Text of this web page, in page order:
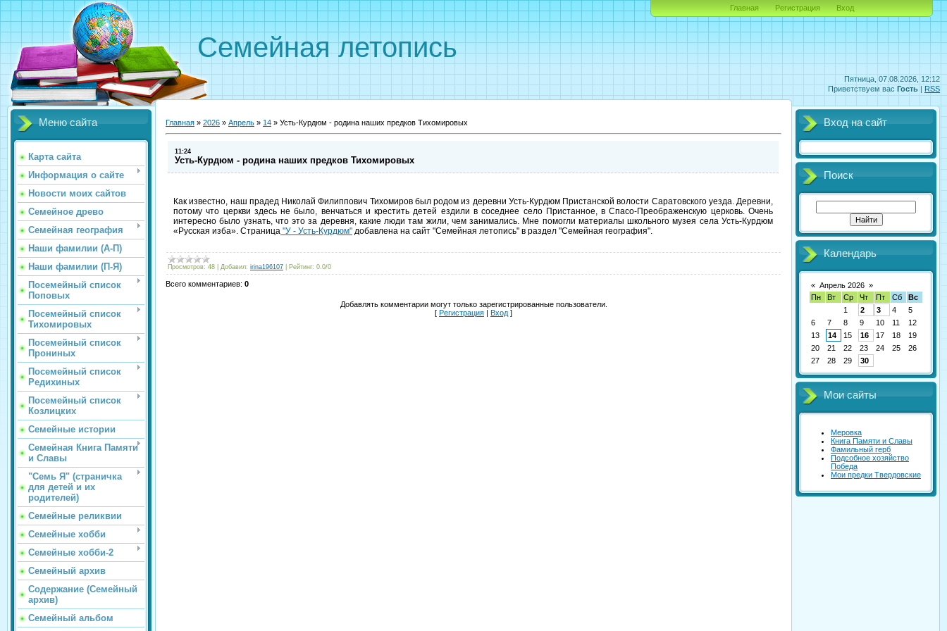
Пятница, 07.08.2026, 12:12
Приветствуем вас Гость | RSS
Семейная летопись
Главная Регистрация Вход
Меню сайта
Карта сайта
Информация о сайте
Новости моих сайтов
Семейное древо
Семейная география
Наши фамилии (А-П)
Наши фамилии (П-Я)
Посемейный список
Поповых
Посемейный список
Тихомировых
Посемейный список
Прониных
Посемейный список
Редихиных
Посемейный список
Козлицких
Семейные истории
Семейная Книга Памяти
и Славы
"Семь Я" (страничка
для детей и их
родителей)
Семейные реликвии
Семейные хобби
Семейные хобби-2
Семейный архив
Содержание (Семейный
архив)
Семейный альбом
Главная » 2026 » Апрель » 14 » Усть-Курдюм - родина наших предков Тихомировых
11:24
Усть-Курдюм - родина наших предков Тихомировых
Как известно, наш прадед Николай Филиппович Тихомиров был родом из деревни Усть-Курдюм Пристанской волости Саратовского уезда. Деревни,
потому что церкви здесь не было, венчаться и крестить детей ездили в соседнее село Пристанное, в Спасо-Преображенскую церковь. Очень
интересно было узнать, что это за деревня, какие люди там жили, чем занимались. Мне помогли материалы школьного музея села Усть-Курдюм
«Русская изба». Страница "У - Усть-Курдюм" добавлена на сайт "Семейная летопись" в раздел "Семейная география".
Просмотров: 48 Добавил: irina196107 Рейтинг: 0.0/0
Всего комментариев: 0
Добавлять комментарии могут только зарегистрированные пользователи.
[ Регистрация | Вход ]
Вход на сайт
Поиск
Календарь
« Апрель 2026 »
Пн
Вт Ср Чт Пт Сб
Вс
1
2 3 4
5
6
7 8 9 10 11
12
13
14 15 16 17 18
19
20
21 22 23 24 25
26
27
28 29 30
Мои сайты
Меровка
Книга Памяти и Славы
Фамильный герб
Подсобное хозяйство
Победа
Мои предки Твердовские